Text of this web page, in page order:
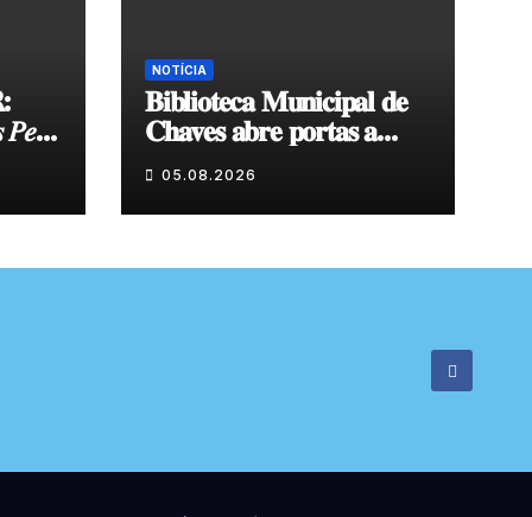
NOTÍCIA
𝐁𝐢𝐛𝐥𝐢𝐨𝐭𝐞𝐜𝐚 𝐌𝐮𝐧𝐢𝐜𝐢𝐩𝐚𝐥 𝐝𝐞
𝐂𝐡𝐚𝐯𝐞𝐬 𝐚𝐛𝐫𝐞 𝐩𝐨𝐫𝐭𝐚𝐬 𝐚
𝐧𝐨𝐯𝐚 𝐞𝐱𝐩𝐨𝐬𝐢𝐜̧𝐚̃𝐨 𝐝𝐞 𝐩𝐢𝐧𝐭𝐮𝐫𝐚
𝐝𝐮𝐫𝐚𝐧𝐭𝐞 𝐨 𝐦𝐞̂𝐬 𝐝𝐞 𝐚𝐠𝐨𝐬𝐭𝐨
05.08.2026